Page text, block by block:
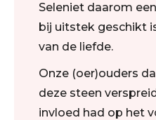
Seleniet daarom
bij uitstek geschikt
van de liefde.
Onze (oer)ouders
deze steen
invloed had op het